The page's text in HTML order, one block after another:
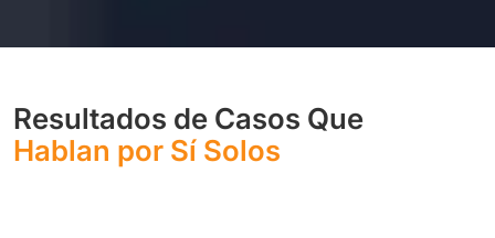
Resultados de Casos Que
Hablan por Sí Solos